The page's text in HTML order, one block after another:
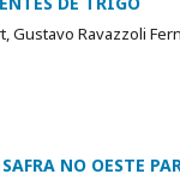
Gustavo Ravazzoli
NO OESTE